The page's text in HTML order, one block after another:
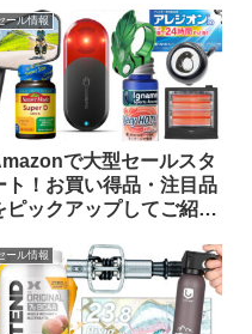
ール情報
で大型セールスタ
ト！お買い得品・注目品
ピックアップしてご紹介
ール情報